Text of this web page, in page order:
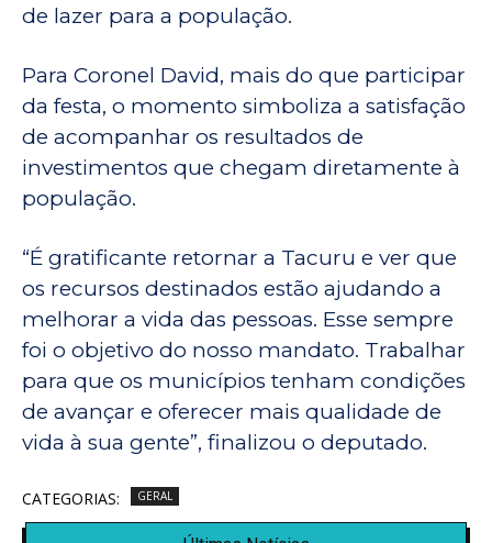
de lazer para a população.
Para Coronel David, mais do que participar
da festa, o momento simboliza a satisfação
de acompanhar os resultados de
investimentos que chegam diretamente à
população.
“É gratificante retornar a Tacuru e ver que
os recursos destinados estão ajudando a
melhorar a vida das pessoas. Esse sempre
foi o objetivo do nosso mandato. Trabalhar
para que os municípios tenham condições
de avançar e oferecer mais qualidade de
vida à sua gente”, finalizou o deputado.
CATEGORIAS: GERAL